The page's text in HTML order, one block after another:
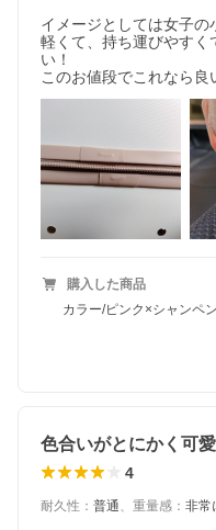
イメージとしては女子の
軽くて、持ち運びやすく
い！
このお値段でこれなら良
購入した商品
カラー/ピンク×シャンペ
色合いがとにかく可愛
4
耐久性 ： 普通、 重量感 ： 非常